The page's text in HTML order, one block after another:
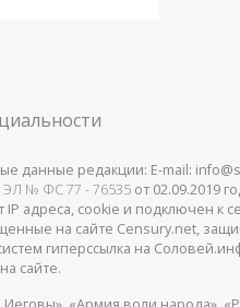
данные редакции: E-mail:
ЭЛ № ФС 77 - 76535 от 02.09.2019
адреса, cookie и подключен к
на сайте Censury.net,
гиперссылка на
сайте.